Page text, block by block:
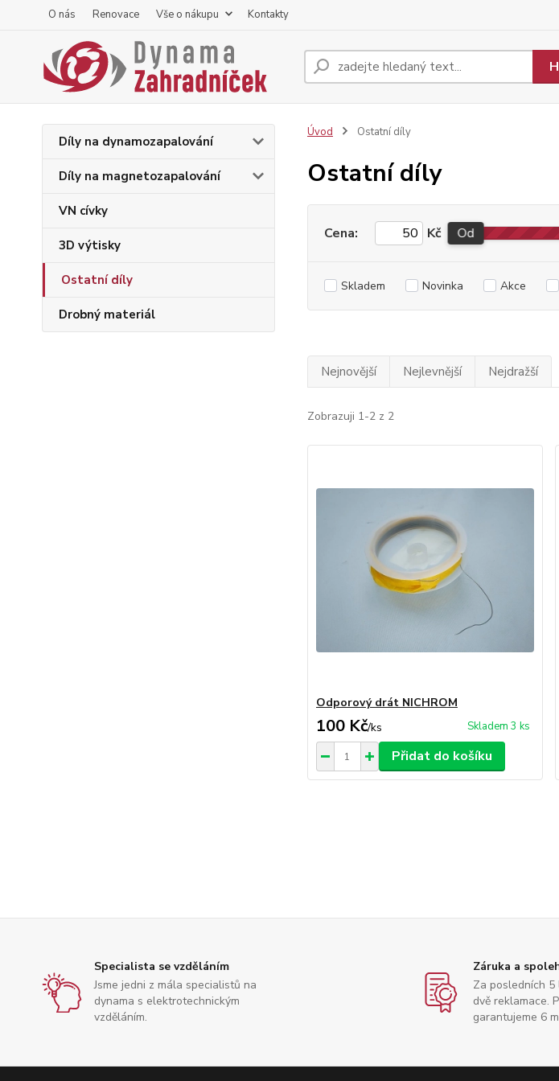
O nás Renovace Vše o nákupu Kontakty
Díly na dynamozapalování
Díly na magnetozapalování
VN cívky
3D výtisky
Ostatní díly
Drobný materiál
Úvod Ostatní díly
Ostatní díly
Cena: Kč Od
Skladem Novinka Akce
Nejnovější Nejlevnější Nejdražší
Zobrazuji 1-2 z 2
Odporový drát NICHROM
100 Kč/ks Skladem 3 ks
Přidat do košíku
Specialista se vzděláním
Jsme jedni z mála specialistů na
dynama s elektrotechnickým
vzděláním.
Záruka a
Za posledních 5
dvě reklamace.
garantujeme 6